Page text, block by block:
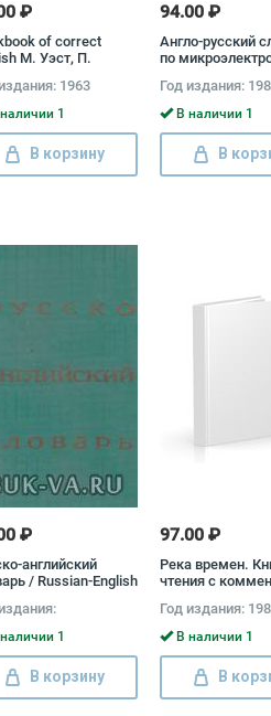
₽
of correct
М. Уэст, П.
1963
1
В корзину
94.00 ₽
Англо-русский
по
Год издания:
В наличии 1
В
₽
английский
/ Russian-English
1
В корзину
97.00 ₽
Река времен.
чтения с
Год издания:
В наличии 1
В